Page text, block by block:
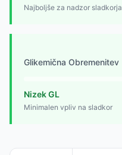
Najboljše za nadzor sladkorja
Glikemična Obremenitev
Nizek GL
Minimalen vpliv na sladkor